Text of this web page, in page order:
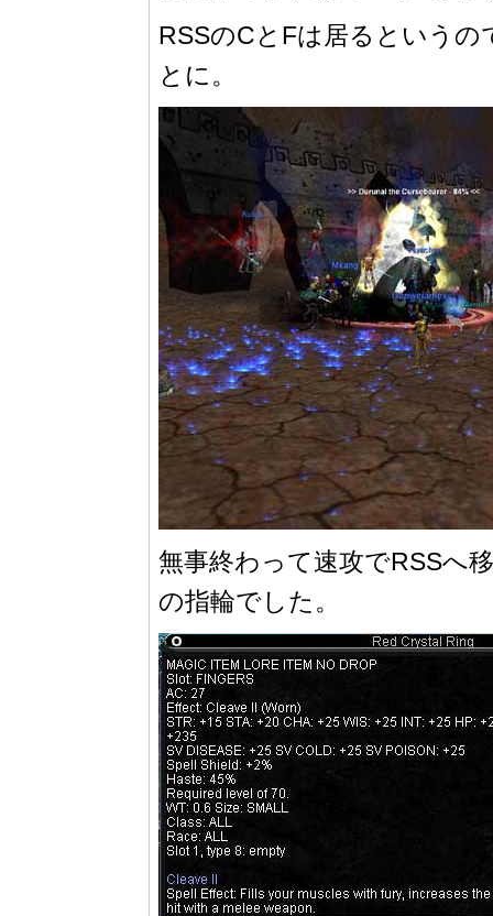
RSSのCとFは居るという
とに。
無事終わって速攻でRSSへ
の指輪でした。